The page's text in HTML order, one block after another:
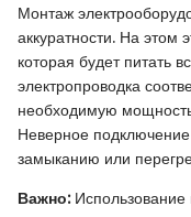
Монтаж
аккуратности. На этом
которая будет питать
электропроводка
необходимую
Неверное
замыканию или
Важно:Использование